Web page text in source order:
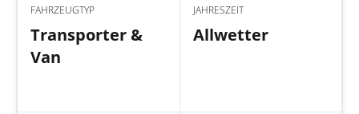
FAHRZEUGTYP
Transporter &
Van
JAHRESZEIT
Allwetter